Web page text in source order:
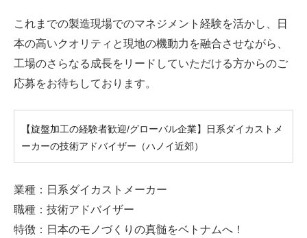
これまでの製造現場でのマネジメント経験を活かし、日
本の高いクオリティと現地の機動力を融合させながら、
工場のさらなる成長をリードしていただける方からのご
応募をお待ちしております。
【旋盤加工の経験者歓迎/グローバル企業】日系ダイカストメ
ーカーの技術アドバイザー（ハノイ近郊）
業種：日系ダイカストメーカー
職種：技術アドバイザー
特徴：日本のモノづくりの真髄をベトナムへ！